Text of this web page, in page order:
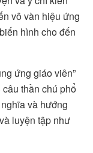
vô vàn hiệu ứng
hình cho đến
ứng giáo viên”
thần chú phổ
và hướng
luyện tập như